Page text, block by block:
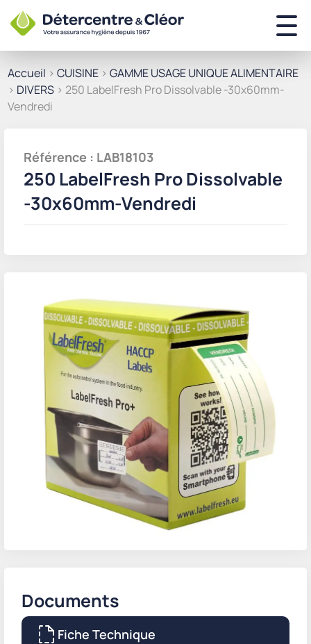
Accueil > CUISINE > GAMME USAGE UNIQUE ALIMENTAIRE
> DIVERS > 250 LabelFresh Pro Dissolvable -30x60mm-
Vendredi
Documents
Fiche Technique
Référence : LAB18103
250 LabelFresh Pro Dissolvable
-30x60mm-Vendredi